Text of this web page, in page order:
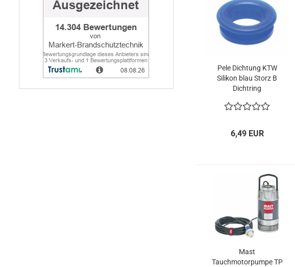
Pele Dichtung KTW
Silikon blau Storz B
Dichtring
Druckdichtung DVGW
6,49 EUR
Mast
Tauchmotorpumpe TP